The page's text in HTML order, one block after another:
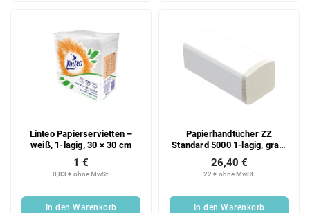
Linteo Papierservietten –
weiß, 1-lagig, 30 × 30 cm
0,83 € ohne MwSt.
1 €
In den Warenkorb
Papierhandtücher ZZ
Standard 5000 1-lagig, grau,
Karton
22 € ohne MwSt.
26,40 €
In den Warenkorb